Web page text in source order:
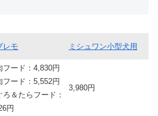
レモ ミシュワン小型犬用
フード：4,830円
フード：5,552円
ろ＆たらフード：
円
3,980円